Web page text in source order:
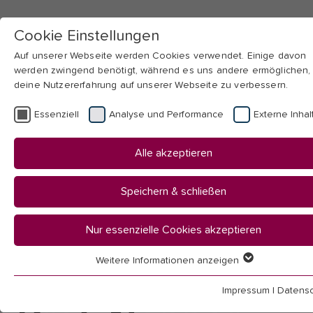
Skip to main navigation Skip to page footer
You
here:
Startseite
Aktuelles
News
Cookie Einstellungen
Auf unserer Webseite werden Cookies verwendet. Einige davon
werden zwingend benötigt, während es uns andere ermöglichen,
deine Nutzererfahrung auf unserer Webseite zu verbessern.
Essenziell Analyse und Performance Externe
Alle akzeptieren
Speichern & schließen
Nur essenzielle Cookies akzeptieren
Essenzielle Cookies werden für grundlegende Funktionen der
Weitere Informationen anzeigen
Impressum